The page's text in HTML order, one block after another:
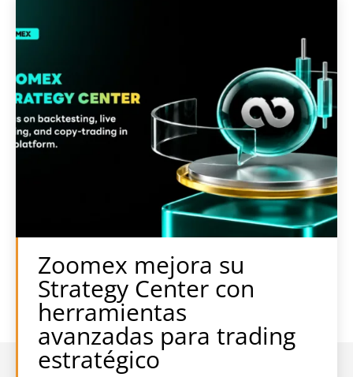
Zoomex mejora su
Strategy Center con
herramientas
avanzadas para trading
estratégico